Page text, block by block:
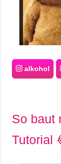
alkohol
So baut
Tutorial